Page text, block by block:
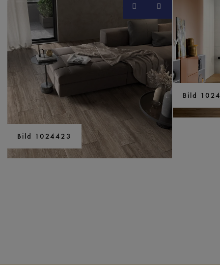
Bild 1024423
Bild